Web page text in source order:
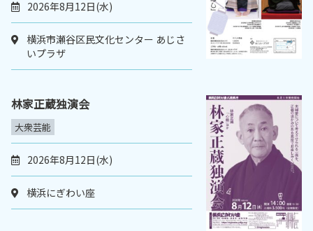
2026年8月12日(水)
横浜市瀬谷区民文化センター あじさ
いプラザ
林家正蔵独演会
大衆芸能
2026年8月12日(水)
横浜にぎわい座